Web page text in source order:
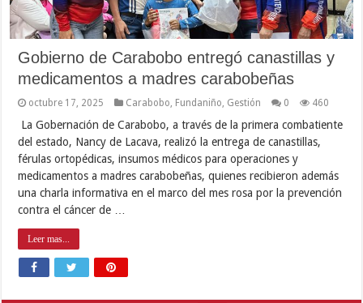
Gobierno de Carabobo entregó canastillas y
medicamentos a madres carabobeñas
octubre 17, 2025 Carabobo, Fundaniño, Gestión 0 460
La Gobernación de Carabobo, a través de la primera combatiente
del estado, Nancy de Lacava, realizó la entrega de canastillas,
férulas ortopédicas, insumos médicos para operaciones y
medicamentos a madres carabobeñas, quienes recibieron además
una charla informativa en el marco del mes rosa por la prevención
contra el cáncer de …
Leer mas...